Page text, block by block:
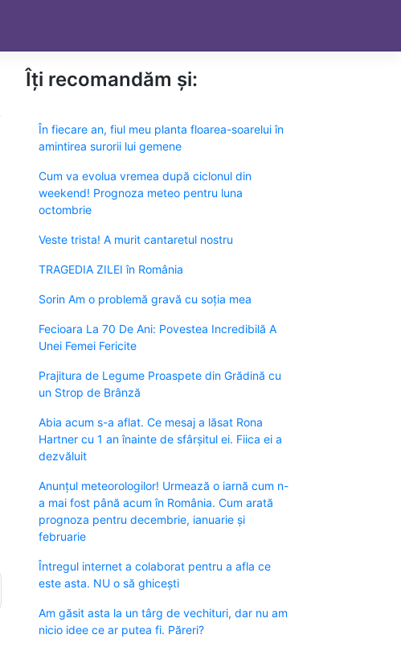
Îți recomandăm și:
În fiecare an, fiul meu planta floarea-soarelui în
amintirea surorii lui gemene
Cum va evolua vremea după ciclonul din
weekend! Prognoza meteo pentru luna
octombrie
Veste trista! A murit cantaretul nostru
TRAGEDIA ZILEI în România
Sorin Am o problemă gravă cu soția mea
Fecioara La 70 De Ani: Povestea Incredibilă A
Unei Femei Fericite
Prajitura de Legume Proaspete din Grădină cu
un Strop de Brânză
Abia acum s-a aflat. Ce mesaj a lăsat Rona
Hartner cu 1 an înainte de sfârșitul ei. Fiica ei a
dezvăluit
Anunțul meteorologilor! Urmează o iarnă cum n-
a mai fost până acum în România. Cum arată
prognoza pentru decembrie, ianuarie și
februarie
Întregul internet a colaborat pentru a afla ce
este asta. NU o să ghicești
Am găsit asta la un târg de vechituri, dar nu am
nicio idee ce ar putea fi. Păreri?